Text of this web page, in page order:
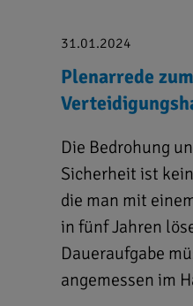
31.01.2024
Plenarrede zum
Die Bedrohung
Sicherheit ist
die man mit
in fünf Jahren
Daueraufgabe
angemessen im